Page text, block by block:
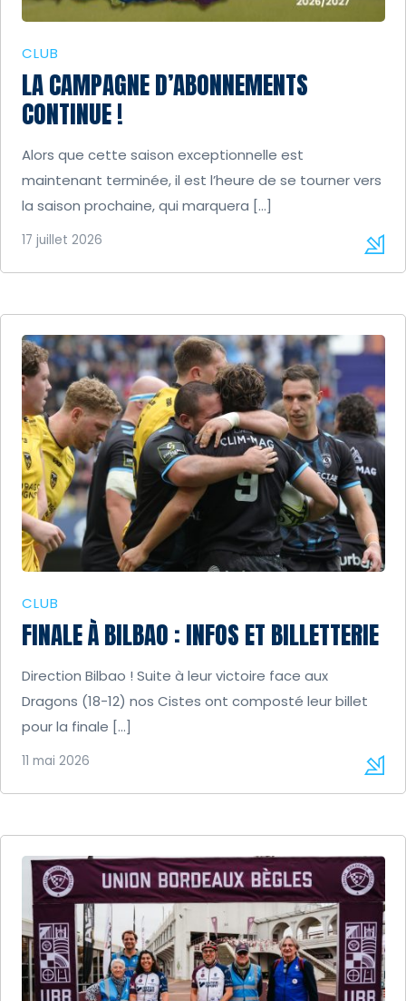
CLUB
LA CAMPAGNE D’ABONNEMENTS
CONTINUE !
Alors que cette saison exceptionnelle est
maintenant terminée, il est l’heure de se tourner vers
la saison prochaine, qui marquera […]
17 juillet 2026
CLUB
FINALE À BILBAO : INFOS ET BILLETTERIE
Direction Bilbao ! Suite à leur victoire face aux
Dragons (18-12) nos Cistes ont composté leur billet
pour la finale […]
11 mai 2026